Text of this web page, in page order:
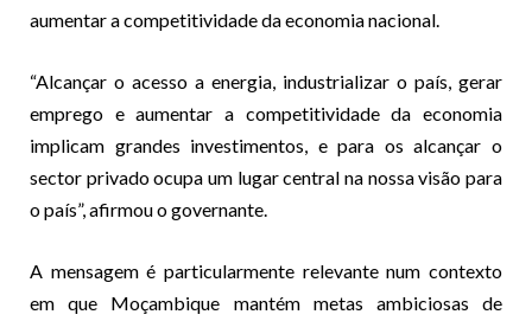
aumentar a competitividade da economia nacional.
“Alcançar o acesso a energia, industrializar o país, gerar
emprego e aumentar a competitividade da economia
implicam grandes investimentos, e para os alcançar o
sector privado ocupa um lugar central na nossa visão para
o país”, afirmou o governante.
A mensagem é particularmente relevante num contexto
em que Moçambique mantém metas ambiciosas de